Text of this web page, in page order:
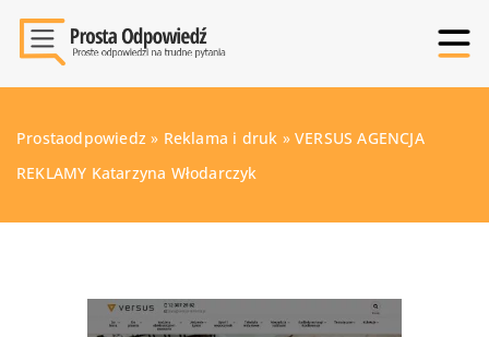
Prostaodpowiedz » Reklama i druk »VERSUS AGENCJA
REKLAMY Katarzyna Włodarczyk